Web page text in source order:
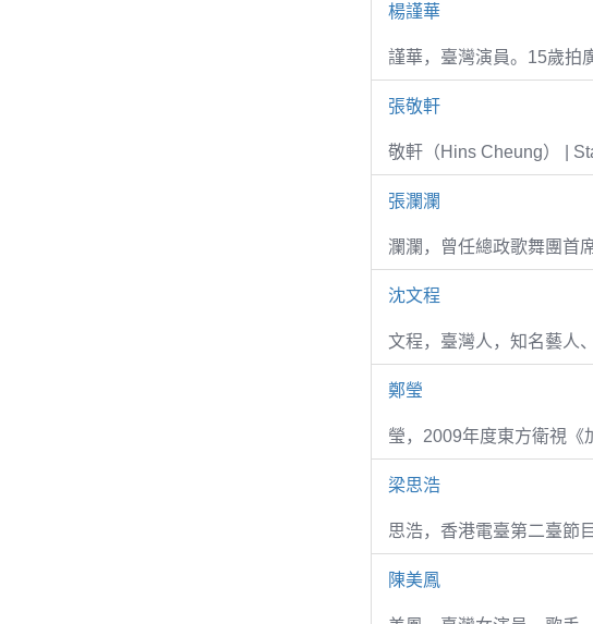
楊謹華
謹華，臺灣演員。15歲拍
張敬軒
敬軒（Hins Cheung） |
張瀾瀾
瀾瀾，曾任總政歌舞團首
沈文程
文程，臺灣人，知名藝人
鄭瑩
瑩，2009年度東方衛視《
梁思浩
思浩，香港電臺第二臺節
陳美鳳